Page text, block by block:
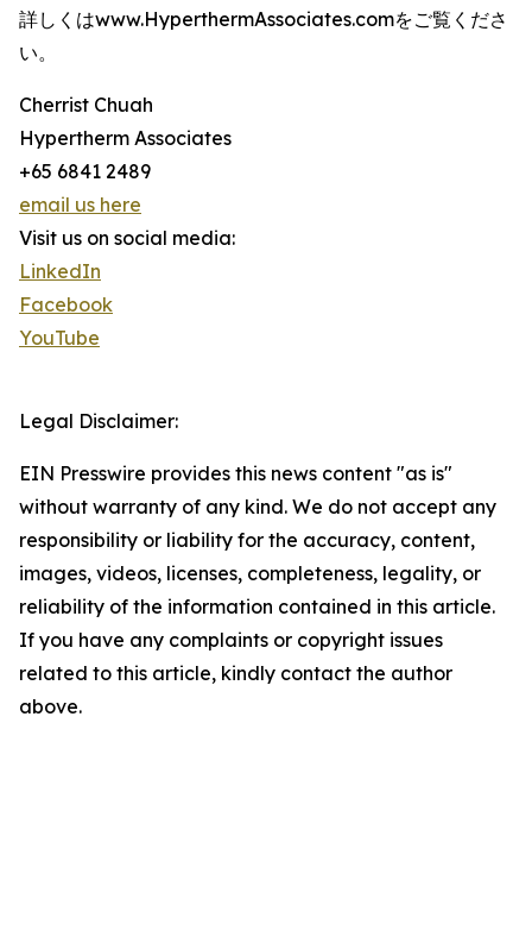
詳しくはwww.HyperthermAssociates.comをご覧くださ
い。
Cherrist Chuah
Hypertherm Associates
+65 6841 2489
email us here
Visit us on social media:
LinkedIn
Facebook
YouTube
Legal Disclaimer:
EIN Presswire provides this news content "as is"
without warranty of any kind. We do not accept any
responsibility or liability for the accuracy, content,
images, videos, licenses, completeness, legality, or
reliability of the information contained in this article.
If you have any complaints or copyright issues
related to this article, kindly contact the author
above.